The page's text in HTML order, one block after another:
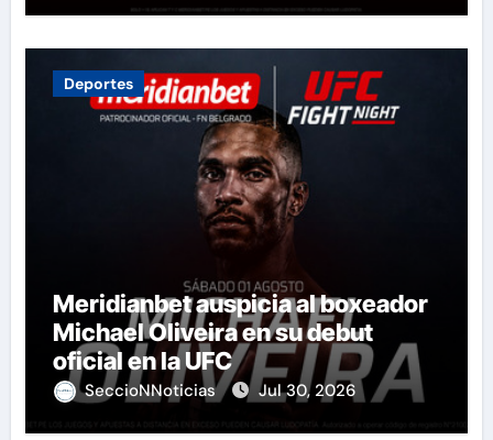
Deportes
Meridianbet auspicia al boxeador
Michael Oliveira en su debut
oficial en la UFC
SeccioNNoticias Jul 30, 2026